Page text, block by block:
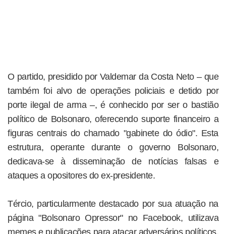
O partido, presidido por Valdemar da Costa Neto – que
também foi alvo de operações policiais e detido por
porte ilegal de arma –, é conhecido por ser o bastião
político de Bolsonaro, oferecendo suporte financeiro a
figuras centrais do chamado "gabinete do ódio". Esta
estrutura, operante durante o governo Bolsonaro,
dedicava-se à disseminação de notícias falsas e
ataques a opositores do ex-presidente.
Tércio, particularmente destacado por sua atuação na
página "Bolsonaro Opressor" no Facebook, utilizava